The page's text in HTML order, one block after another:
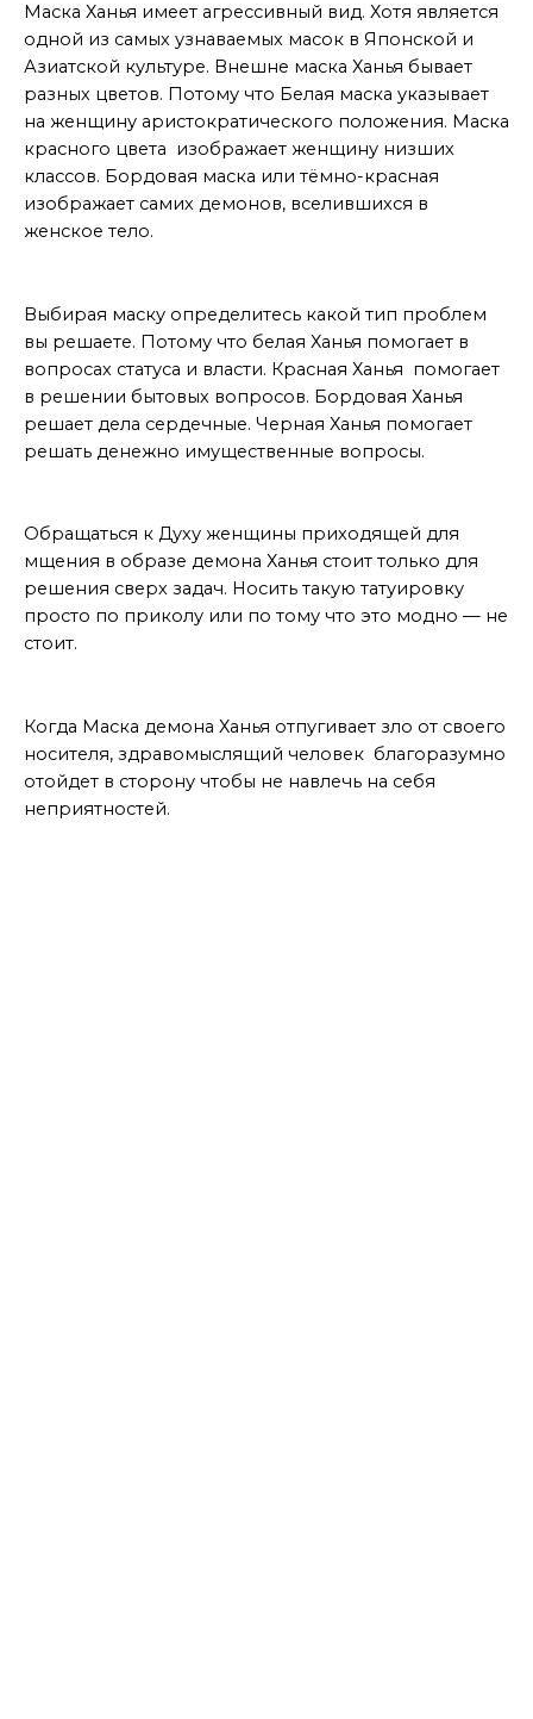
Маска Ханья имеет агрессивный вид. Хотя является
одной из самых узнаваемых масок в Японской и
Азиатской культуре. Внешне маска Ханья бывает
разных цветов. Потому что Белая маска указывает
на женщину аристократического положения. Маска
красного цвета изображает женщину низших
классов. Бордовая маска или тёмно-красная
изображает самих демонов, вселившихся в
женское тело.
Выбирая маску определитесь какой тип проблем
вы решаете. Потому что белая Ханья помогает в
вопросах статуса и власти. Красная Ханья помогает
в решении бытовых вопросов. Бордовая Ханья
решает дела сердечные. Черная Ханья помогает
решать денежно имущественные вопросы.
Обращаться к Духу женщины приходящей для
мщения в образе демона Ханья стоит только для
решения сверх задач. Носить такую татуировку
просто по приколу или по тому что это модно — не
стоит.
Когда Маска демона Ханья отпугивает зло от своего
носителя, здравомыслящий человек благоразумно
отойдет в сторону чтобы не навлечь на себя
неприятностей.